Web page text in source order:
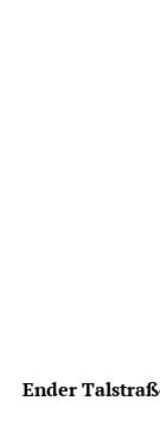
Ender